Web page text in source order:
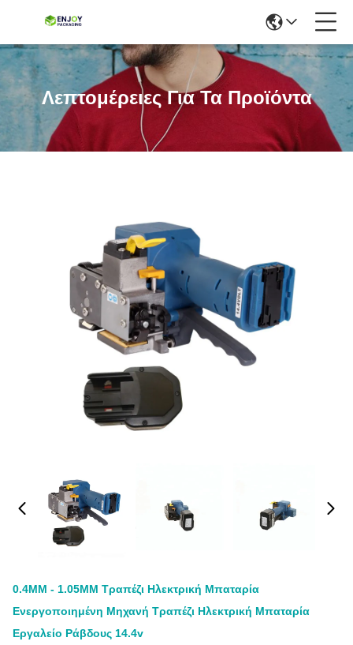
Λεπτομέρειες Για Τα Προϊόντα
0.4MM - 1.05MM Τραπέζι Ηλεκτρική Μπαταρία
Ενεργοποιημένη Μηχανή Τραπέζι Ηλεκτρική Μπαταρία
Εργαλείο Ράβδους 14.4v